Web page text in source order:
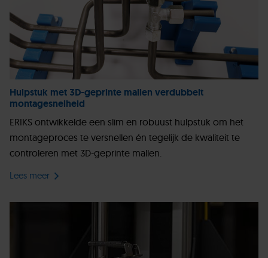
Hulpstuk met 3D-geprinte mallen verdubbelt
montagesnelheid
ERIKS ontwikkelde een slim en robuust hulpstuk om het
montageproces te versnellen én tegelijk de kwaliteit te
controleren met 3D-geprinte mallen.
Lees meer